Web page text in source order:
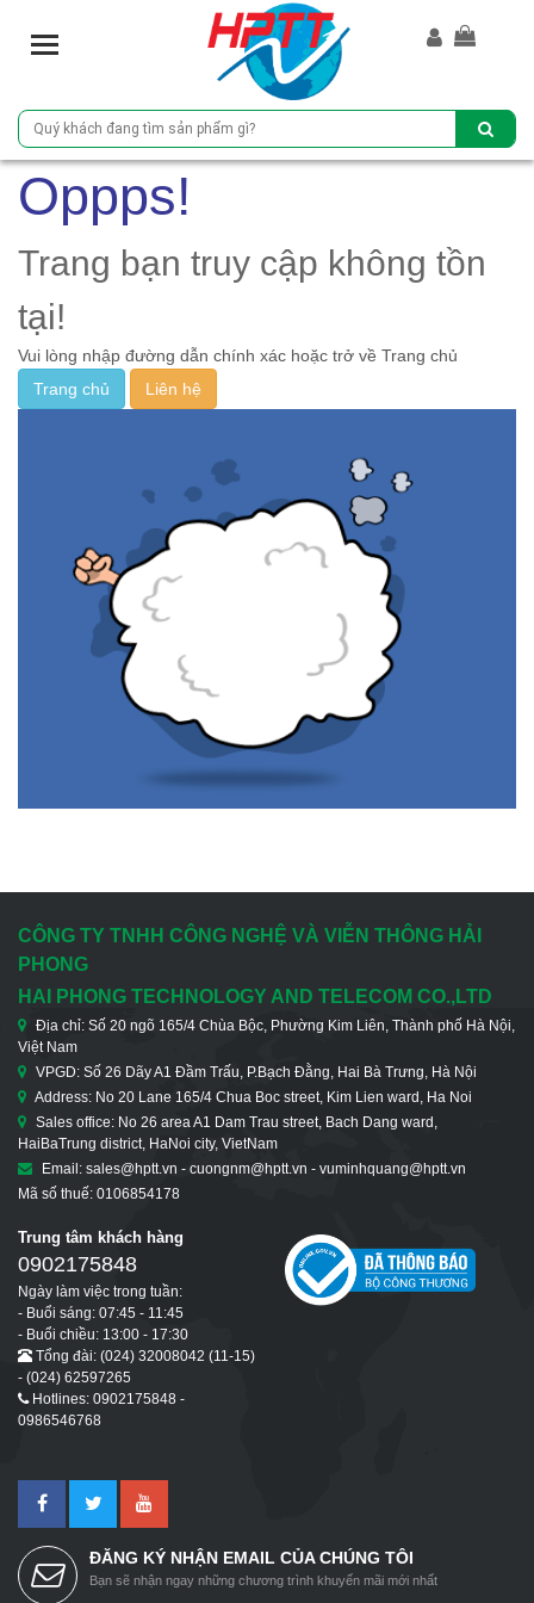
T
l
e
n
i
g
a
t
i
o
Oppps!
Trang bạn truy cập không tồn
tại!
Vui lòng nhập đường dẫn chính xác hoặc trở về Trang chủ
Trang chủ
Liên hệ
CÔNG TY TNHH CÔNG NGHỆ VÀ VIỄN THÔNG HẢI
PHONG
HAI PHONG TECHNOLOGY AND TELECOM CO.,LTD
Địa chỉ: Số 20 ngõ 165/4 Chùa Bộc, Phường Kim Liên, Thành phố Hà Nội,
Việt Nam
VPGD: Số 26 Dãy A1 Đầm Trấu, P.Bạch Đằng, Hai Bà Trưng, Hà Nội
Address: No 20 Lane 165/4 Chua Boc street, Kim Lien ward, Ha Noi
Sales office: No 26 area A1 Dam Trau street, Bach Dang ward,
HaiBaTrung district, HaNoi city, VietNam
Email: sales@hptt.vn - cuongnm@hptt.vn - vuminhquang@hptt.vn
Mã số thuế: 0106854178
Trung tâm khách hàng
0902175848
Ngày làm việc trong tuần:
- Buổi sáng: 07:45 - 11:45
- Buổi chiều: 13:00 - 17:30
Tổng đài: (024) 32008042 (11-15)
- (024) 62597265
Hotlines: 0902175848 -
0986546768
ĐĂNG KÝ NHẬN EMAIL CỦA CHÚNG TÔI
Bạn sẽ nhận ngay những chương trình khuyến mãi mới nhất